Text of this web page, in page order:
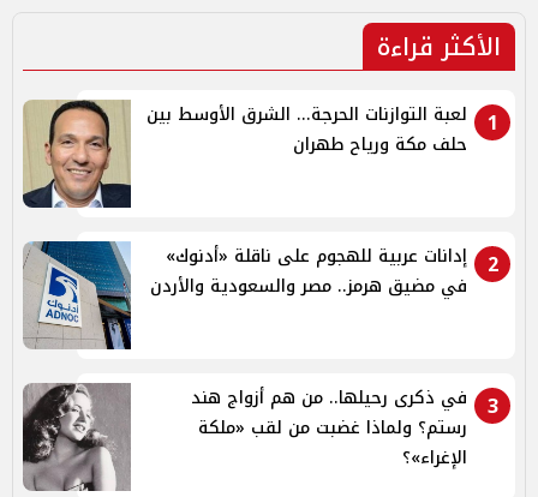
الأكثر قراءة
1
لعبة التوازنات الحرجة... الشرق الأوسط بين
حلف مكة ورياح طهران
2
إدانات عربية للهجوم على ناقلة «أدنوك»
في مضيق هرمز.. مصر والسعودية والأردن
3
في ذكرى رحيلها.. من هم أزواج هند
رستم؟ ولماذا غضبت من لقب «ملكة
الإغراء»؟